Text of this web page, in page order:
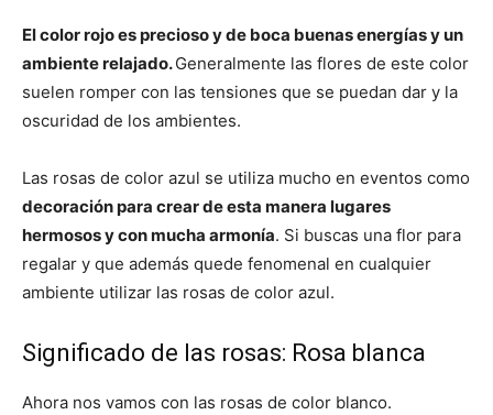
El color rojo es precioso y de boca buenas energías y un
ambiente relajado.Generalmente las flores de este color
suelen romper con las tensiones que se puedan dar y la
oscuridad de los ambientes.
Las rosas de color azul se utiliza mucho en eventos como
decoración para crear de esta manera lugares
hermosos y con mucha armonía. Si buscas una flor para
regalar y que además quede fenomenal en cualquier
ambiente utilizar las rosas de color azul.
Significado de las rosas: Rosa blanca
Ahora nos vamos con las rosas de color blanco.